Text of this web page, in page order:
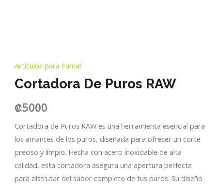
Artículos para Fumar
Cortadora De Puros RAW
₡5000
Cortadora de Puros RAW es una herramienta esencial para
los amantes de los puros, diseñada para ofrecer un corte
preciso y limpio. Hecha con acero inoxidable de alta
calidad, esta cortadora asegura una apertura perfecta
para disfrutar del sabor completo de tus puros. Su diseño